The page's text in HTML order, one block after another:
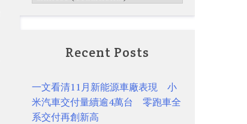
Recent Posts
一文看清11月新能源車廠表現 小
米汽車交付量續逾4萬台 零跑車全
系交付再創新高